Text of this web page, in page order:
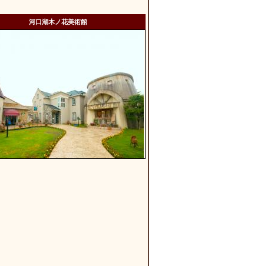
河口湖木ノ花美術館